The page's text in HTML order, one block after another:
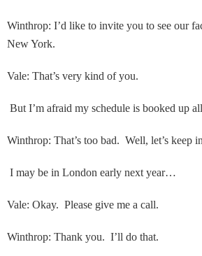
Winthrop: I’d like to invite you to see our
New York.
Vale: That’s very kind of you.
But I’m afraid my schedule is booked up
Winthrop: That’s too bad. Well, let’s keep
I may be in London early next year…
Vale: Okay. Please give me a call.
Winthrop: Thank you. I’ll do that.